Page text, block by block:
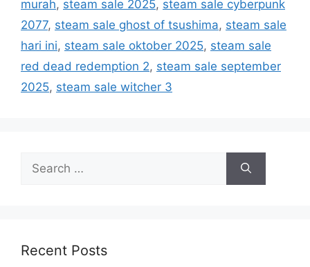
s
murah, steam sale 2025, steam sale cyberpunk
2077, steam sale ghost of tsushima, steam sale
hari ini, steam sale oktober 2025, steam sale
red dead redemption 2, steam sale september
2025, steam sale witcher 3
h
Recent Posts